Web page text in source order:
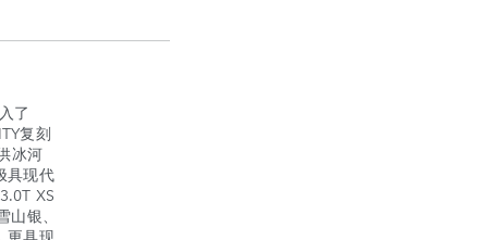
了
复刻
冰河
具现代
XS
银、